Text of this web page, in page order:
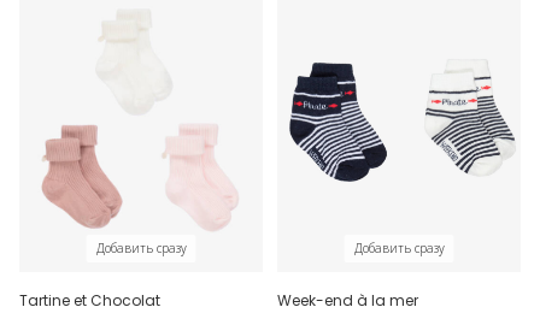
Добавить сразу
Tartine et Chocolat
Добавить сразу
Week-end à la mer